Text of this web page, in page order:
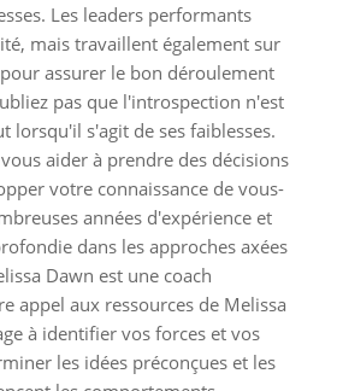
Les leaders performants
mais travaillent également sur
assurer le bon déroulement
pas que l'introspection n'est
lorsqu'il s'agit de ses faiblesses.
aider à prendre des décisions
votre connaissance de vous-
années d'expérience et
dans les approches axées
Dawn est une coach
appel aux ressources de Melissa
à identifier vos forces et vos
les idées préconçues et les